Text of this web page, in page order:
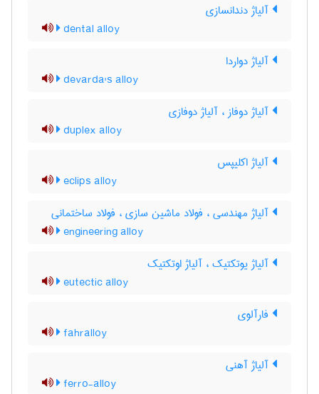
آلیاژ دندانسازی
dental alloy
آلیاژ دواردا
devarda's alloy
آلیاژ دوفاز ، آلیاژ دوفازی
duplex alloy
آلیاژ اکلیپس
eclips alloy
آلیاژ مهندسی ، فولاد ماشین سازی ، فولاد ساختمانی
engineering alloy
آلیاژ یوتکتیک ، آلیاژ اوتکتیک
eutectic alloy
فارآلوی
fahralloy
آلیاژ آهنی
ferro-alloy